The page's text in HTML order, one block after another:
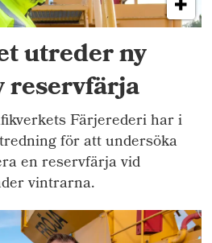
utreder ny
reservfärja
Färjerederi har i
för att undersöka
en reservfärja vid
vintrarna.